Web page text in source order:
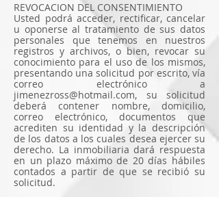
REVOCACION DEL CONSENTIMIENTO
Usted podrá acceder, rectificar, cancelar
u oponerse al tratamiento de sus datos
personales que tenemos en nuestros
registros y archivos, o bien, revocar su
conocimiento para el uso de los mismos,
presentando una solicitud por escrito, vía
correo electrónico a
jimenezross@hotmail.com, su solicitud
deberá contener nombre, domicilio,
correo electrónico, documentos que
acrediten su identidad y la descripción
de los datos a los cuales desea ejercer su
derecho. La inmobiliaria dará respuesta
en un plazo máximo de 20 días hábiles
contados a partir de que se recibió su
solicitud.